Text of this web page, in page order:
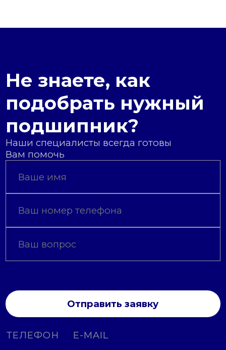
Не знаете, как
подобрать нужный
подшипник?
Наши специалисты всегда готовы
Вам помочь
Отправить заявку
ТЕЛЕФОН E-MAIL